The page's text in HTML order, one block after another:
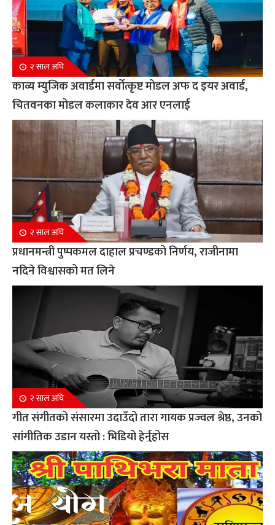
२ साल अघि
काव्य म्युजिक अवार्डमा सर्वोत्कृष्ट मोडल अफ द इयर अवार्ड,
चितवनका मोडल कलाकार देव आर एनलाई
२ साल अघि
प्रधानमन्त्री पुष्पकमल दाहाल प्रचण्डको निर्णय, राजीनामा
नदिने विश्वासको मत लिने
२ साल अघि
गीत संगीतको संसारमा उदाउँदो तारा गायक प्रज्वल श्रेष्ठ, उनको
सांगीतिक उडान यस्तो : भिडियो हेर्नुहोस